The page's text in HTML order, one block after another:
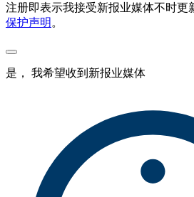
注册即表示我接受新报业媒体不时更
保护声明 。
是， 我希望收到新报业媒体